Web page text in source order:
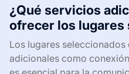
¿Qué servicios
ofrecer los lugares
Los lugares
adicionales como